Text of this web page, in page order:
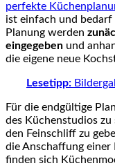
perfekte
ist einfach und bedarf
Planung werden
eingegeben und
die eigene neue
Lesetipp:
Für die endgültige
des Küchenstudios
den Feinschliff zu
die Anschaffung einer
finden sich